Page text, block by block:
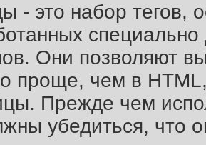
- это набор тегов,
Они позволяют
проще, чем в
Прежде чем
убедиться, что